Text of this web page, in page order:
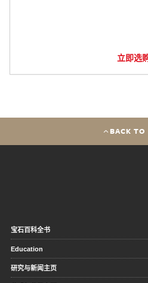
立即选
BACK TO
宝石百科全书
Education
研究与新闻主页